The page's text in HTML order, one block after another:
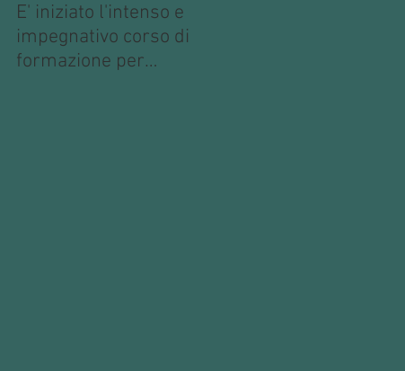
E' iniziato l'intenso e
impegnativo corso di
formazione per